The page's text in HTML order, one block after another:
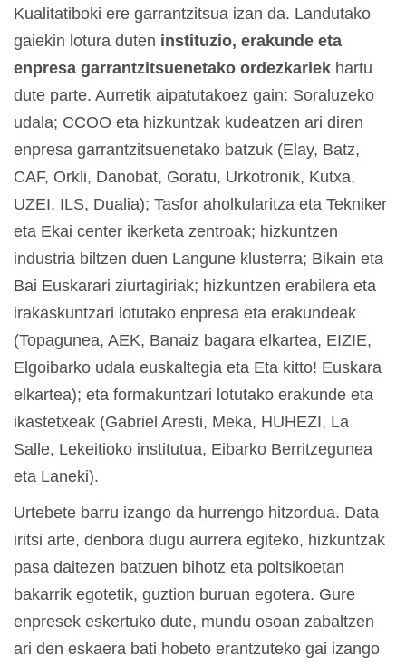
Kualitatiboki ere garrantzitsua izan da. Landutako
gaiekin lotura duten instituzio, erakunde eta
enpresa garrantzitsuenetako ordezkariek hartu
dute parte. Aurretik aipatutakoez gain: Soraluzeko
udala; CCOO eta hizkuntzak kudeatzen ari diren
enpresa garrantzitsuenetako batzuk (Elay, Batz,
CAF, Orkli, Danobat, Goratu, Urkotronik, Kutxa,
UZEI, ILS, Dualia); Tasfor aholkularitza eta Tekniker
eta Ekai center ikerketa zentroak; hizkuntzen
industria biltzen duen Langune klusterra; Bikain eta
Bai Euskarari ziurtagiriak; hizkuntzen erabilera eta
irakaskuntzari lotutako enpresa eta erakundeak
(Topagunea, AEK, Banaiz bagara elkartea, EIZIE,
Elgoibarko udala euskaltegia eta Eta kitto! Euskara
elkartea); eta formakuntzari lotutako erakunde eta
ikastetxeak (Gabriel Aresti, Meka, HUHEZI, La
Salle, Lekeitioko institutua, Eibarko Berritzegunea
eta Laneki).
Urtebete barru izango da hurrengo hitzordua. Data
iritsi arte, denbora dugu aurrera egiteko, hizkuntzak
pasa daitezen batzuen bihotz eta poltsikoetan
bakarrik egotetik, guztion buruan egotera. Gure
enpresek eskertuko dute, mundu osoan zabaltzen
ari den eskaera bati hobeto erantzuteko gai izango